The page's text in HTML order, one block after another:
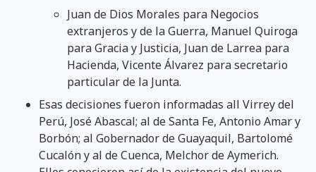
Juan de Dios Morales para Negocios
extranjeros y de la Guerra, Manuel Quiroga
para Gracia y Justicia, Juan de Larrea para
Hacienda, Vicente Álvarez para secretario
particular de la Junta.
Esas decisiones fueron informadas all Virrey del
Perú, José Abascal; al de Santa Fe, Antonio Amar y
Borbón; al Gobernador de Guayaquil, Bartolomé
Cucalón y al de Cuenca, Melchor de Aymerich.